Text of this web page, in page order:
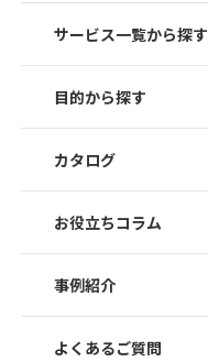
サービス一覧から探す
目的から探す
カタログ
お役立ちコラム
事例紹介
よくあるご質問